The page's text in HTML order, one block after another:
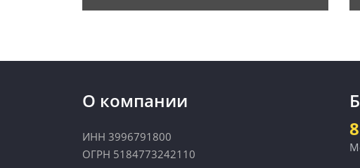
О компании
ИНН 3996791800
ОГРН 5184773242110